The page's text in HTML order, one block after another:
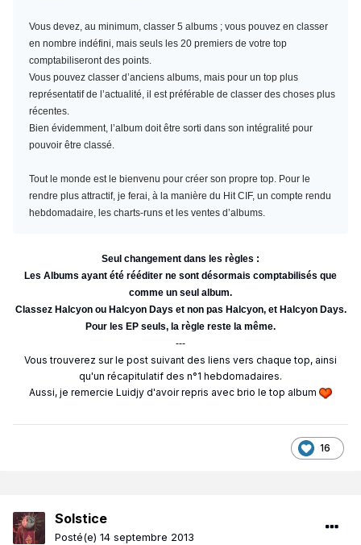
Vous devez, au minimum, classer 5 albums ; vous pouvez en classer
en nombre indéfini, mais seuls les 20 premiers de votre top
comptabiliseront des points.
Vous pouvez classer d’anciens albums, mais pour un top plus
représentatif de l’actualité, il est préférable de classer des choses plus
récentes.
Bien évidemment, l’album doit être sorti dans son intégralité pour
pouvoir être classé.
Tout le monde est le bienvenu pour créer son propre top. Pour le
rendre plus attractif, je ferai, à la manière du Hit CIF, un compte rendu
hebdomadaire, les charts-runs et les ventes d’albums.
Seul changement dans les règles :
Les Albums ayant été rééditer ne sont désormais comptabilisés que
comme un seul album.
Classez Halcyon ou Halcyon Days et non pas Halcyon, et Halcyon Days.
Pour les EP seuls, la règle reste la même.
---
Vous trouverez sur le post suivant des liens vers chaque top, ainsi
qu'un récapitulatif des n°1 hebdomadaires.
Aussi, je remercie Luidjy d'avoir repris avec brio le top album
16
Solstice
Posté(e) 14 septembre 2013